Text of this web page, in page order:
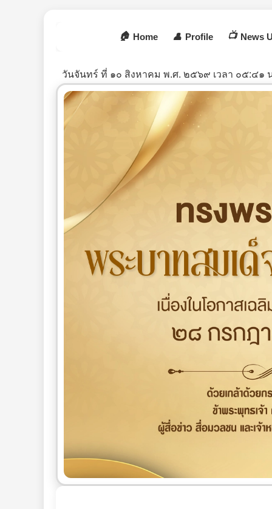
🏠 Home 👤 Profile 📺 News
วันจันทร์ ที่ ๑๐ สิงหาคม พ.ศ. ๒๕๖๙ เวลา ๐๕:๔๑